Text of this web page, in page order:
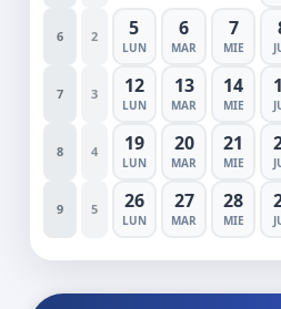
6 2 5
LUN
6
MAR
7
MIE
7 3 12
LUN
13
MAR
14
MIE
8 4 19
LUN
20
MAR
21
MIE
9 5 26
LUN
27
MAR
28
MIE